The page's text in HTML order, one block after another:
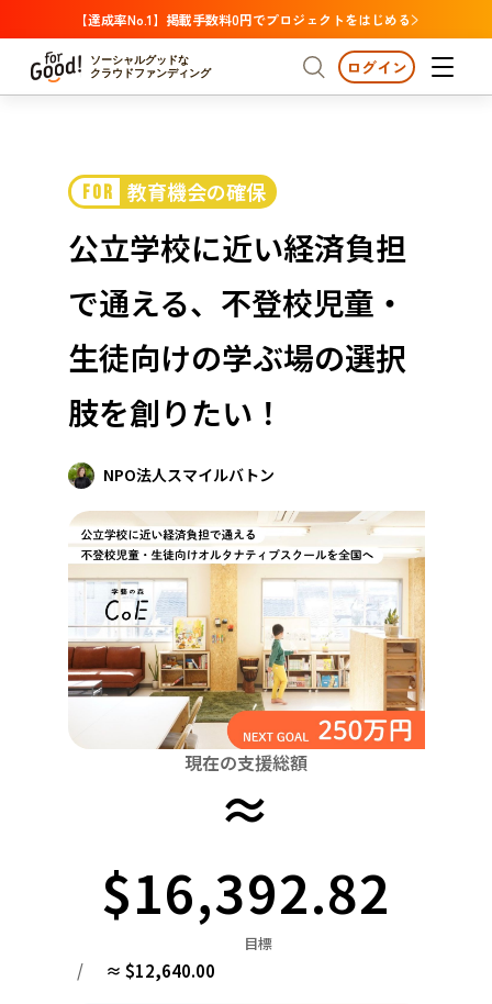
【達成率No.1】掲載手数料0円でプロジェクトをはじめる
ソーシャルグッドな
クラウドファンディング
プロジェクトからさがす
カテゴリーからさがす 国際協力
医療・福祉
人権・マイノリティ
中国
四国
九州・沖縄
注目 新着
支援金額が多い
支援人数が多い
終了日が近い
カテゴリーからさがす
国際協力 医療・福祉
子ども・教育
環境・エシカル
人権・マイノリティ
社会貢献
地域からさがす
北海道 青森 岩手 宮城
茨城 栃木 群馬 埼玉 千葉 東京
富山 石川 福井 長野
三重 滋賀 京都 大阪 兵庫 奈良
岡山 山口
ログイン
FOR 教育機会の確保
公立学校に近い経済負担
で通える、不登校児童・
生徒向けの学ぶ場の選択
肢を創りたい！
NPO法人スマイルバトン
現在の支援総額
≈
$16,392.82
目標
/ ≈ $12,640.00